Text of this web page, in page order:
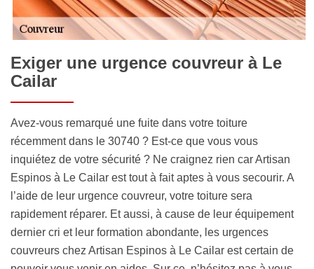
Exiger une urgence couvreur à Le
Cailar
Avez-vous remarqué une fuite dans votre toiture
récemment dans le 30740 ? Est-ce que vous vous
inquiétez de votre sécurité ? Ne craignez rien car Artisan
Espinos à Le Cailar est tout à fait aptes à vous secourir. A
l’aide de leur urgence couvreur, votre toiture sera
rapidement réparer. Et aussi, à cause de leur équipement
dernier cri et leur formation abondante, les urgences
couvreurs chez Artisan Espinos à Le Cailar est certain de